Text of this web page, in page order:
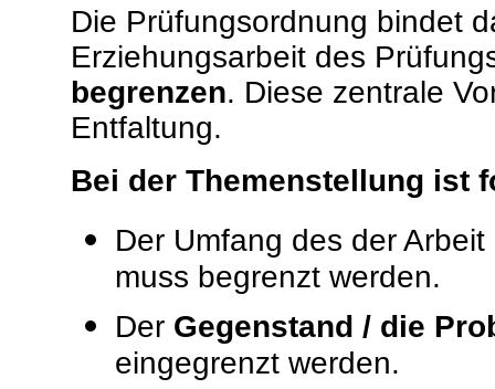
Die Prüfungsordnung bindet
Erziehungsarbeit des
begrenzen. Diese zentrale
Entfaltung.
Bei der Themenstellung ist
Der Umfang des der
muss begrenzt werden.
Der Gegenstand / die
eingegrenzt werden.